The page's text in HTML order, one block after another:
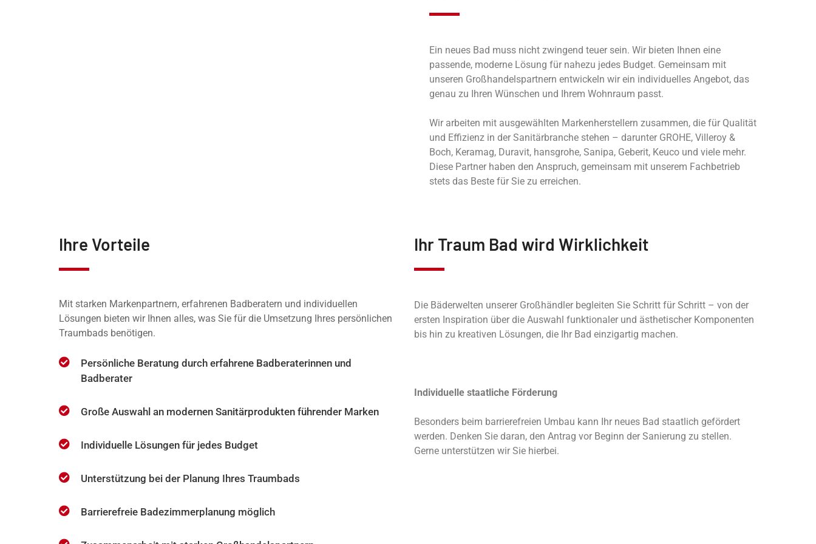
Ein neues Bad muss nicht zwingend teuer sein. Wir bieten Ihnen eine
passende, moderne Lösung für nahezu jedes Budget. Gemeinsam mit
unseren Großhandelspartnern entwickeln wir ein individuelles Angebot, das
genau zu Ihren Wünschen und Ihrem Wohnraum passt.
Wir arbeiten mit ausgewählten Markenherstellern zusammen, die für Qualität
und Effizienz in der Sanitärbranche stehen – darunter GROHE, Villeroy &
Boch, Keramag, Duravit, hansgrohe, Sanipa, Geberit, Keuco und viele mehr.
Diese Partner haben den Anspruch, gemeinsam mit unserem Fachbetrieb
stets das Beste für Sie zu erreichen.
Ihre Vorteile
Mit starken Markenpartnern, erfahrenen Badberatern und individuellen
Lösungen bieten wir Ihnen alles, was Sie für die Umsetzung Ihres persönlichen
Traumbads benötigen.
Persönliche Beratung durch erfahrene Badberaterinnen und
Badberater
Große Auswahl an modernen Sanitärprodukten führender Marken
Individuelle Lösungen für jedes Budget
Unterstützung bei der Planung Ihres Traumbads
Barrierefreie Badezimmerplanung möglich
Ihr Traum Bad wird Wirklichkeit
Die Bäderwelten unserer Großhändler begleiten Sie Schritt für Schritt – von der
ersten Inspiration über die Auswahl funktionaler und ästhetischer Komponenten
bis hin zu kreativen Lösungen, die Ihr Bad einzigartig machen.
Individuelle staatliche Förderung
Besonders beim barrierefreien Umbau kann Ihr neues Bad staatlich gefördert
werden. Denken Sie daran, den Antrag vor Beginn der Sanierung zu stellen.
Gerne unterstützen wir Sie hierbei.